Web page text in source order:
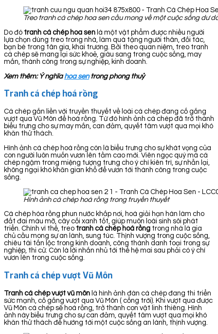
Treo tranh cá chép hoa sen cầu mong về một cuộc sống dư
Do đó tranh cá chép hoa sen là một vật phẩm được nhiều người
lựa chọn dùng treo trong nhà, làm quà tặng người thân, đối tác,
bạn bè trong tân gia, khai trương. Bởi theo quan niệm, treo tranh
cá chép sẽ mang lại sức khoẻ, giàu sang trong cuộc sống, may
mắn, thành công trong sự nghiệp, kinh doanh.
Xem thêm: Ý nghĩahoa sentrong phong thuỷ
Tranh cá chép hoá rồng
Cá chép gắn liền với truyền thuyết về loài cá chép đang cố gắng
vượt qua Vũ Môn để hoá rồng. Từ đó hình ảnh cá chép đã trở thành
biểu trưng cho sự may mắn, can đảm, quyết tâm vượt qua mọi khó
khăn thử thách.
Hình ảnh cá chép hoá rồng còn là biểu trưng cho sự khát vọng của
con người luôn muốn vươn lên tầm cao mới. Viên ngọc quý mà cá
chép ngậm trong miệng tượng trưng cho ý chí kiên trì, sự nhẫn lại,
không ngại khó khăn gian khổ để vươn tới thành công trong cuộc
sống.
Hình ảnh cá chép hoá rồng trong truyền thuyết
Cá chép hóa rồng phun nước khắp nơi, hoá giải hạn hán làm cho
đất đai màu mỡ, cây cối xanh tốt, giúp muôn loài sinh sôi phát
triển. Chính vì thế, treo tranh cá chép hoá rồng trong nhà là gia
chủ cầu mong sự an lành, sung túc. Thịnh vượng trong cuộc sống,
chiêu tài tấn lộc trong kinh doanh, công thành danh toại trong sự
nghiệp, thi cử. Còn là lời nhắn nhủ tới thế hệ mai sau phải có ý chí
vươn lên trong cuộc sống.
Tranh cá chép vượt Vũ Môn
Tranh cá chép vượt vũ môn là hình ảnh đàn cá chép đang thi triển
sức mạnh, cố gắng vượt qua Vũ Môn ( cổng trời). Khi vượt qua được
Vũ Môn cá chép sẽ hoá rồng, trở thành con vật linh thiêng. Hình
ảnh này biểu trưng cho sự can đảm, quyết tâm vượt qua mọi khó
khăn thử thách để hướng tới một cuộc sống an lành, thịnh vượng.